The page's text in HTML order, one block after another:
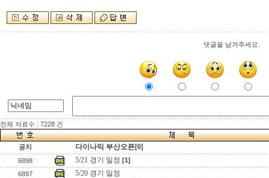
댓글을 남겨주세요.
전체 자료수 : 7228 건
공지 다이나믹 부산오픈[0]
6898
5/21 경기 일정 [1]
6897
5/20 경기 일정